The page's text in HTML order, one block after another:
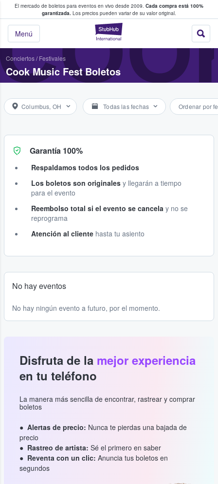
El mercado de boletos para eventos en vivo desde 2009. Cada compra está 100%
garantizada. Los precios pueden variar de su valor original.
StubHub: donde
Menú
fans compran y venden boletos
Conciertos/ Festivales
Cook Music Fest Boletos
Columbus, OH Todas las fechas Ordenar por
Garantía 100%
Respaldamos todos los pedidos
Los boletos son originales y llegarán a tiempo
para el evento
Reembolso total si el evento se cancela y no se
reprograma
Atención al cliente hasta tu asiento
No hay eventos
No hay ningún evento a futuro, por el momento.
Disfruta de la mejor experiencia
en tu teléfono
La manera más sencilla de encontrar, rastrear y comprar
boletos
Alertas de precio: Nunca te pierdas una bajada de
precio
Rastreo de artista: Sé el primero en saber
Reventa con un clic: Anuncia tus boletos en
segundos